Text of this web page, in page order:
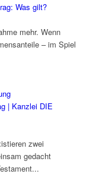
Was gilt?
mehr. Wenn
– im Spiel
| Kanzlei DIE
zwei
gedacht